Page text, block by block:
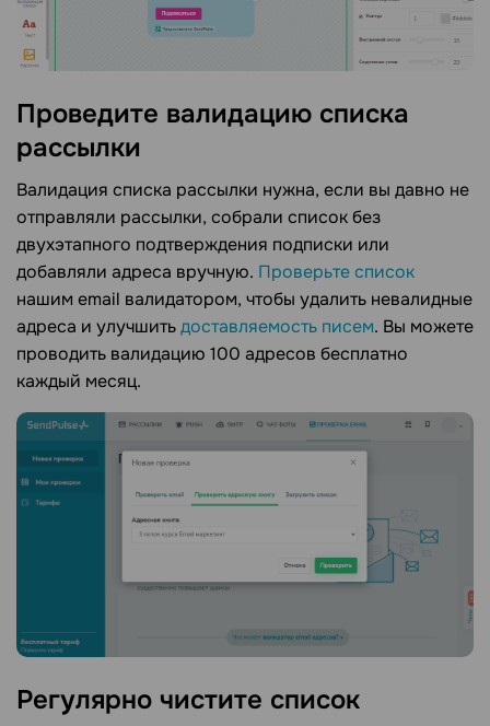
Проведите валидацию списка
рассылки
Валидация списка рассылки нужна, если вы давно не
отправляли рассылки, собрали список без
двухэтапного подтверждения подписки или
добавляли адреса вручную. Проверьте список
нашим email валидатором, чтобы удалить невалидные
адреса и улучшитьдоставляемость писем. Вы можете
проводить валидацию 100 адресов бесплатно
каждый месяц.
Регулярно чистите список